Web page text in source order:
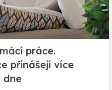
práce.
přinášejí více
dne